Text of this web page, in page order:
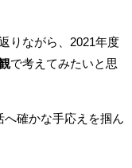
りながら、2021年度
で考えてみたいと思
確かな手応えを掴ん